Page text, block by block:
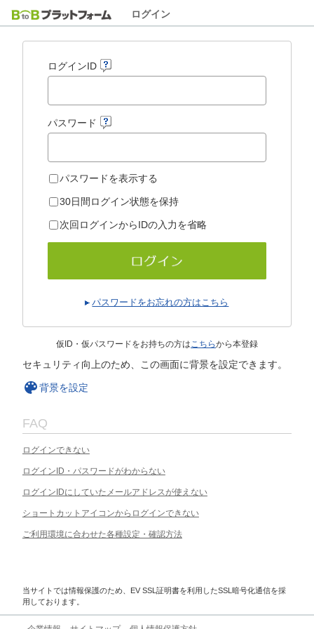
ログイン
ログインID
パスワード
パスワードを表示する
30日間ログイン状態を保持
次回ログインからIDの入力を省略
パスワードをお忘れの方はこちら
仮ID・仮パスワードをお持ちの方はこちらから本登録
セキュリティ向上のため、この画面に背景を設定できます。
背景を設定
FAQ
ログインできない
ログインID・パスワードがわからない
ログインIDにしていたメールアドレスが使えない
ショートカットアイコンからログインできない
ご利用環境に合わせた各種設定・確認方法
当サイトでは情報保護のため、EV SSL証明書を利用したSSL暗号化通信を採
用しております。